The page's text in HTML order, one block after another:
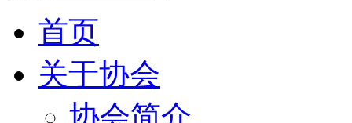
首页
关于协会